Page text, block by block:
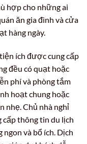
hợp cho những ai
ăn gia đình và cửa
hàng ngày.
ích được cung cấp
đều có quạt hoặc
phí và phòng tắm
hoạt chung hoặc
nhẹ. Chủ nhà nghỉ
thông tin du lịch
và bổ ích. Dịch